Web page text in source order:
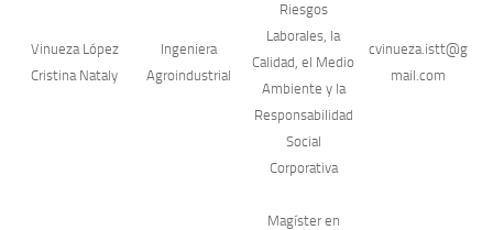
Vinueza López
Cristina Nataly
Ingeniera
Agroindustrial
Riesgos
Laborales, la
Calidad, el Medio
Ambiente y la
Responsabilidad
Social
Corporativa
Magíster en
cvinueza.istt@g
mail.com